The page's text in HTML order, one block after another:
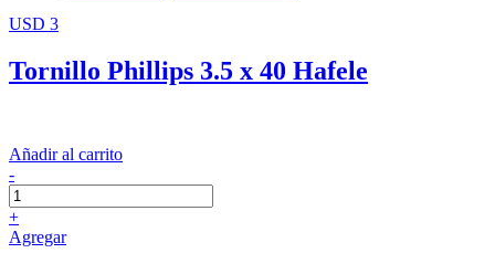
USD 3
Tornillo Phillips 3.5 x 40 Hafele
Añadir al carrito
-
+
Agregar